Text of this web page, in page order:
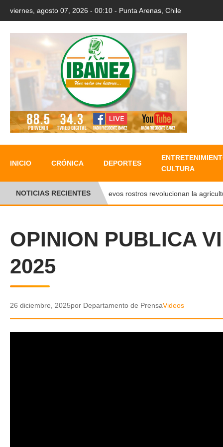
viernes, agosto 07, 2026 - 00:10 - Punta Arenas, Chile
INICIO CRÓNICA DEPORTES
CULTURA
NOTICIAS RECIENTESNuevos rostros revolucionan la
OPINION PUBLICA
2025
26 diciembre, 2025por Departamento de PrensaVideos